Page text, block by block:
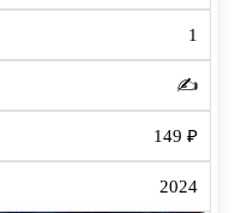
1
✍️
149 ₽
2024